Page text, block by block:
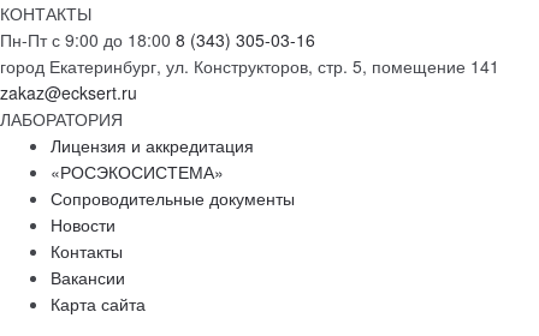
КОНТАКТЫ
Пн-Пт с 9:00 до 18:00 8 (343) 305-03-16
город Екатеринбург, ул. Конструкторов, стр. 5, помещение 141
zakaz@ecksert.ru
ЛАБОРАТОРИЯ
Лицензия и аккредитация
«РОСЭКОСИСТЕМА»
Сопроводительные документы
Новости
Контакты
Вакансии
Карта сайта